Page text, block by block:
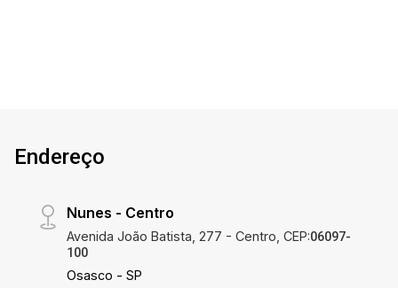
Endereço
Nunes - Centro
Avenida João Batista, 277 - Centro, CEP:06097-
100
Osasco - SP